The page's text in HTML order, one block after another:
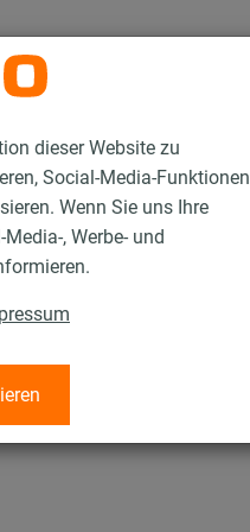
dieser Website zu
Social-Media-Funktionen
Wenn Sie uns Ihre
, Werbe- und